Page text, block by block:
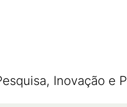
Inovação e